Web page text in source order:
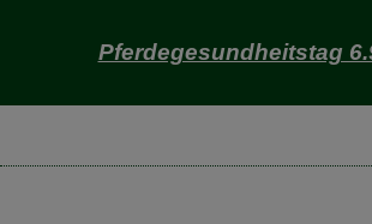
Pferdegesundheitstag